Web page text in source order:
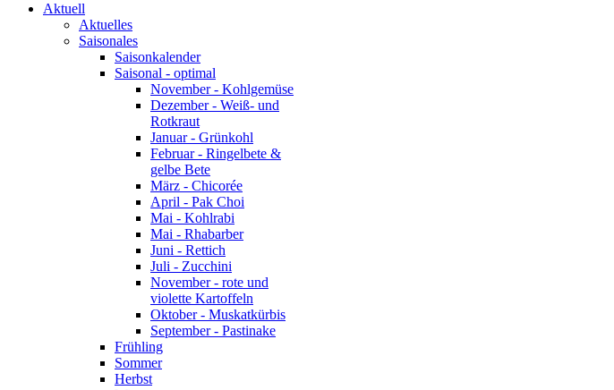
Aktuell
Aktuelles
Saisonales
Saisonkalender
Saisonal - optimal
November - Kohlgemüse
Dezember - Weiß- und
Rotkraut
Januar - Grünkohl
Februar - Ringelbete &
gelbe Bete
März - Chicorée
April - Pak Choi
Mai - Kohlrabi
Mai - Rhabarber
Juni - Rettich
Juli - Zucchini
November - rote und
violette Kartoffeln
Oktober - Muskatkürbis
September - Pastinake
Frühling
Sommer
Herbst